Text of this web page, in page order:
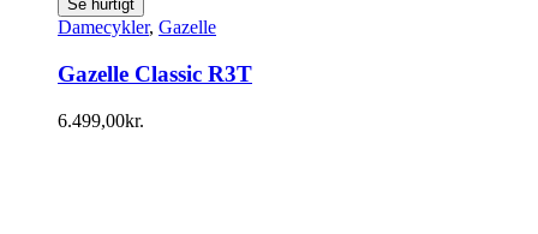
Se hurtigt
Damecykler, Gazelle
Gazelle Classic R3T
6.499,00kr.